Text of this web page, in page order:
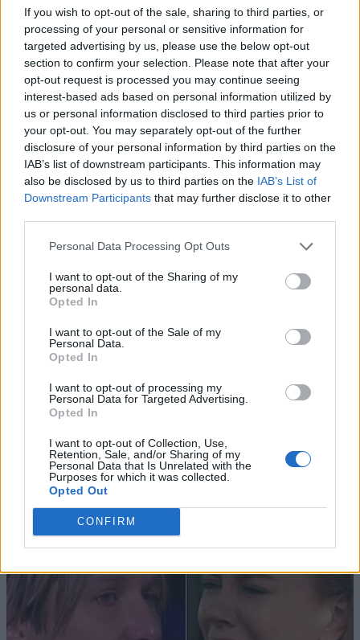
If you wish to opt-out of the sale, sharing to third parties, or
processing of your personal or sensitive information for
targeted advertising by us, please use the below opt-out
section to confirm your selection. Please note that after your
opt-out request is processed you may continue seeing
interest-based ads based on personal information utilized by
us or personal information disclosed to third parties prior to
your opt-out. You may separately opt-out of the further
disclosure of your personal information by third parties on the
IAB’s list of downstream participants. This information may
also be disclosed by us to third parties on the IAB’s List of
Downstream Participants that may further disclose it to other
Personal Data Processing Opt Outs
I want to opt-out of the Sharing of my
personal data.
Opted In
I want to opt-out of the Sale of my
Personal Data.
Opted In
I want to opt-out of processing my
Personal Data for Targeted Advertising.
Opted In
I want to opt-out of Collection, Use,
Retention, Sale, and/or Sharing of my
Personal Data that Is Unrelated with the
Purposes for which it was collected.
Opted Out
CONFIRM